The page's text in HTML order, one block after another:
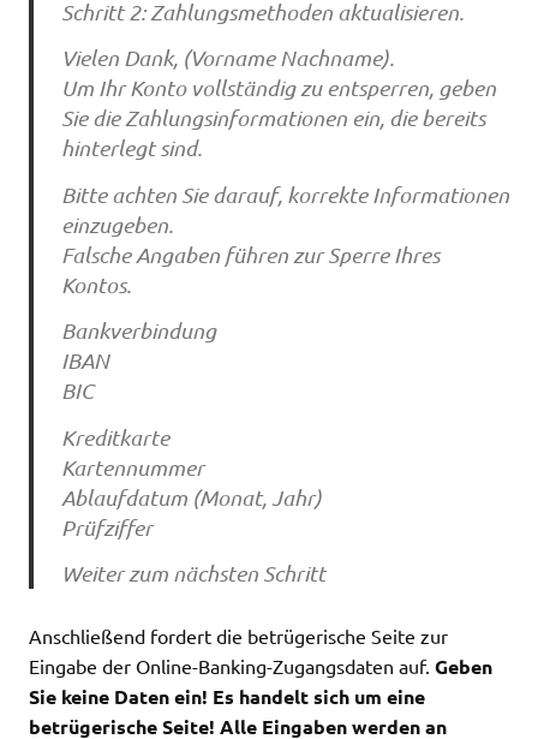
Schritt 2: Zahlungsmethoden aktualisieren.
Vielen Dank, (Vorname Nachname).
Um Ihr Konto vollständig zu entsperren, geben
Sie die Zahlungsinformationen ein, die bereits
hinterlegt sind.
Bitte achten Sie darauf, korrekte Informationen
einzugeben.
Falsche Angaben führen zur Sperre Ihres
Kontos.
Bankverbindung
IBAN
BIC
Kreditkarte
Kartennummer
Ablaufdatum (Monat, Jahr)
Prüfziffer
Weiter zum nächsten Schritt
Anschließend fordert die betrügerische Seite zur
Eingabe der Online-Banking-Zugangsdaten auf. Geben
Sie keine Daten ein! Es handelt sich um eine
betrügerische Seite! Alle Eingaben werden an